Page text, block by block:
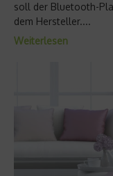
soll der Bluetooth-
dem Hersteller....
Weiterlesen